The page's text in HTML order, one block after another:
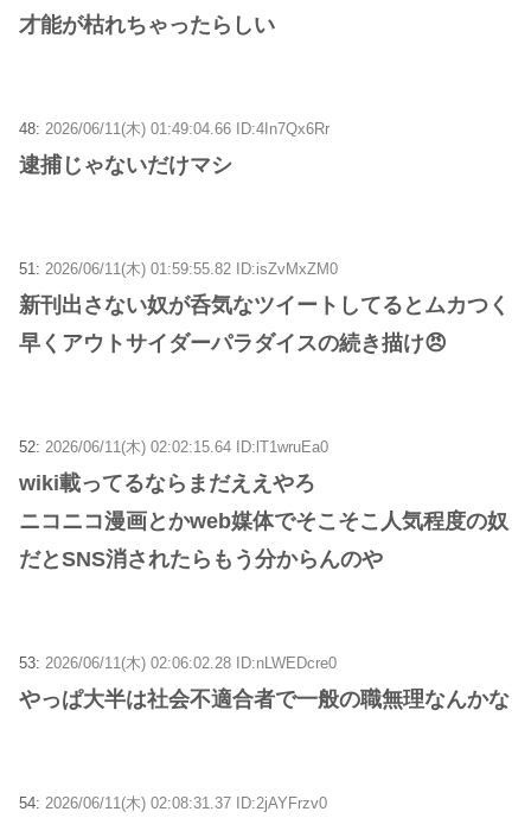
才能が枯れちゃったらしい
48: 2026/06/11(木) 01:49:04.66 ID:4In7Qx6Rr
逮捕じゃないだけマシ
51: 2026/06/11(木) 01:59:55.82 ID:isZvMxZM0
新刊出さない奴が呑気なツイートしてるとムカつく
早くアウトサイダーパラダイスの続き描け😠
52: 2026/06/11(木) 02:02:15.64 ID:lT1wruEa0
wiki載ってるならまだええやろ
ニコニコ漫画とかweb媒体でそこそこ人気程度の奴
だとSNS消されたらもう分からんのや
53: 2026/06/11(木) 02:06:02.28 ID:nLWEDcre0
やっぱ大半は社会不適合者で一般の職無理なんかな
54: 2026/06/11(木) 02:08:31.37 ID:2jAYFrzv0